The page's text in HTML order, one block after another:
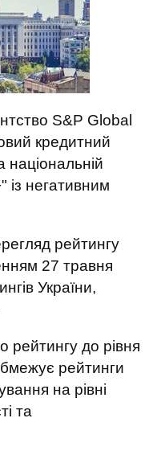
S&P Global
кредитний
національній
із негативним
рейтингу
27 травня
України,
рейтингу до рівня
рейтинги
на рівні
та